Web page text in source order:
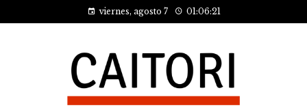
viernes, agosto 7 01:06:22